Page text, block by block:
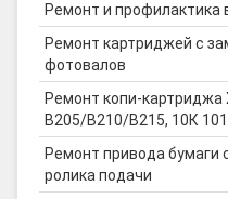
Ремонт и профилактика
Ремонт картриджей с
фотовалов
Ремонт копи-картриджа
B205/B210/B215, 10К
Ремонт привода бумаги
ролика подачи